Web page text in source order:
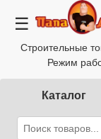
☰
Строительные
Режим
Каталог